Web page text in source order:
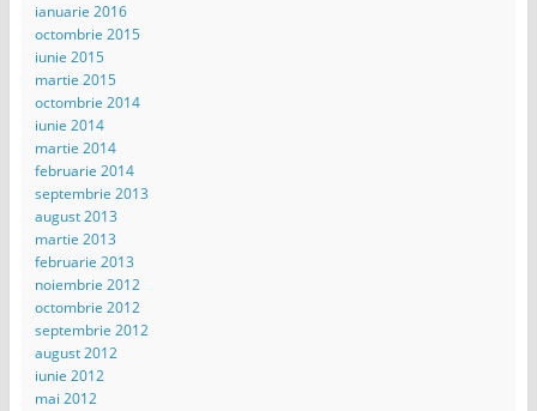
ianuarie 2016
octombrie 2015
iunie 2015
martie 2015
octombrie 2014
iunie 2014
martie 2014
februarie 2014
septembrie 2013
august 2013
martie 2013
februarie 2013
noiembrie 2012
octombrie 2012
septembrie 2012
august 2012
iunie 2012
mai 2012